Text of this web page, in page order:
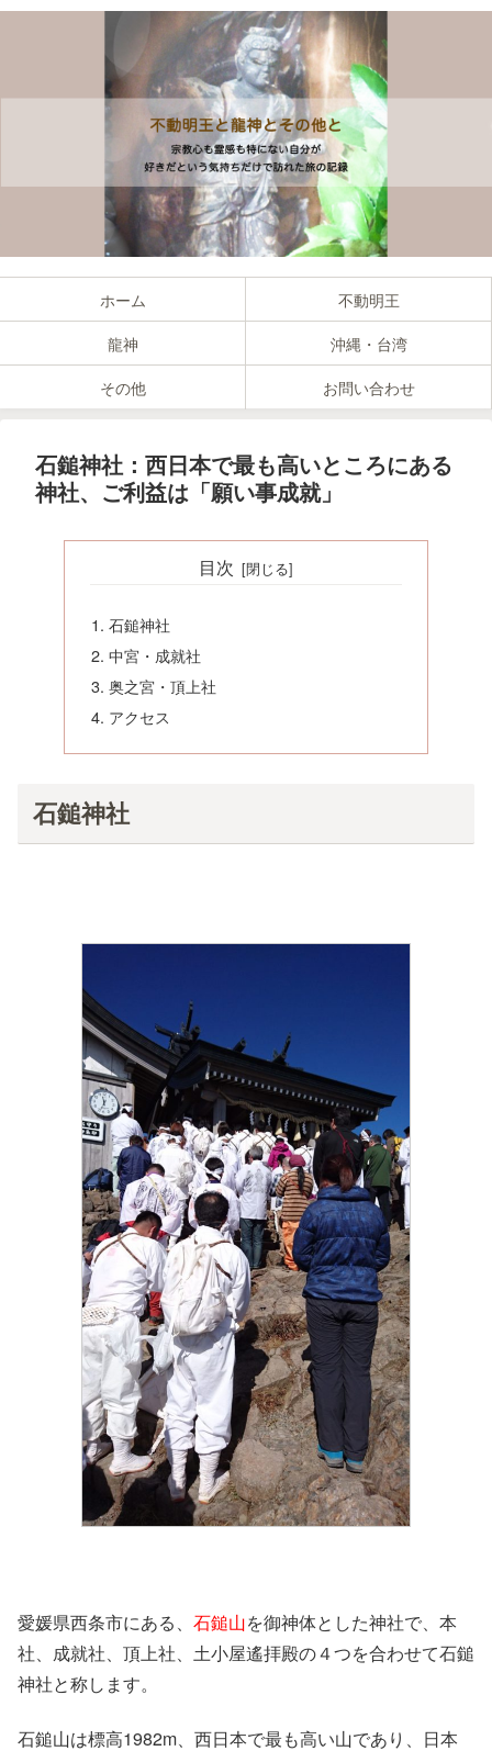
ホーム
不動明王
龍神
沖縄・台湾
その他
お問い合わせ
石鎚神社：西日本で最も高いところにある
神社、ご利益は「願い事成就」
目次
石鎚神社
中宮・成就社
奥之宮・頂上社
アクセス
石鎚神社
愛媛県西条市にある、 石鎚山を御神体とした神社で、本
社、成就社、頂上社、土小屋遙拝殿の４つを合わせて石鎚
神社と称します。
石鎚山は標高1982m、西日本で最も高い山であり、日本